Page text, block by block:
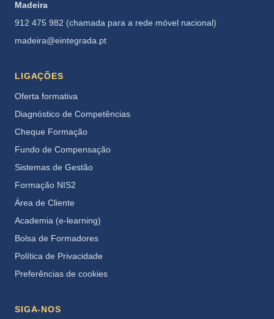
Madeira
912 475 982 (chamada para a rede móvel nacional)
madeira@eintegrada.pt
LIGAÇÕES
Oferta formativa
Diagnóstico de Competências
Cheque Formação
Fundo de Compensação
Sistemas de Gestão
Formação NIS2
Área de Cliente
Academia (e-learning)
Bolsa de Formadores
Política de Privacidade
Preferências de cookies
SIGA-NOS